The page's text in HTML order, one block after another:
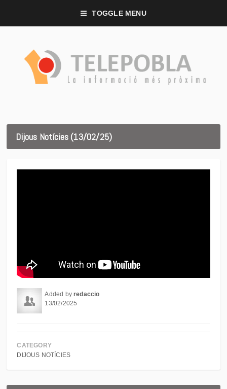
TOGGLE MENU
Dijous Notícies (13/02/25)
Added byredaccio
13/02/2025
CATEGORY
DIJOUS NOTÍCIES